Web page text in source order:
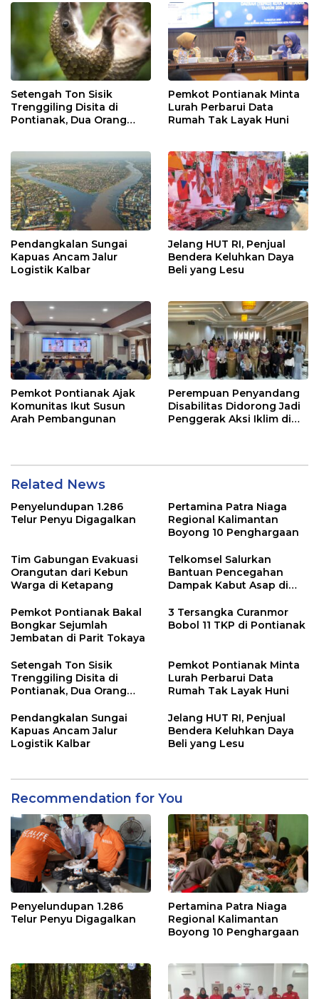
Setengah Ton Sisik
Trenggiling Disita di
Pontianak, Dua Orang
Pemkot Pontianak Minta
Lurah Perbarui Data
Rumah Tak Layak Huni
Pendangkalan Sungai
Kapuas Ancam Jalur
Logistik Kalbar
Jelang HUT RI, Penjual
Bendera Keluhkan Daya
Beli yang Lesu
Pemkot Pontianak Ajak
Komunitas Ikut Susun
Arah Pembangunan
Perempuan Penyandang
Disabilitas Didorong Jadi
Penggerak Aksi Iklim di
Related News
Penyelundupan 1.286
Telur Penyu Digagalkan
Pertamina Patra Niaga
Regional Kalimantan
Boyong 10 Penghargaan
Tim Gabungan Evakuasi
Orangutan dari Kebun
Warga di Ketapang
Telkomsel Salurkan
Bantuan Pencegahan
Dampak Kabut Asap di
Pemkot Pontianak Bakal
Bongkar Sejumlah
Jembatan di Parit Tokaya
3 Tersangka Curanmor
Bobol 11 TKP di Pontianak
Setengah Ton Sisik
Trenggiling Disita di
Pontianak, Dua Orang
Pemkot Pontianak Minta
Lurah Perbarui Data
Rumah Tak Layak Huni
Pendangkalan Sungai
Kapuas Ancam Jalur
Logistik Kalbar
Jelang HUT RI, Penjual
Bendera Keluhkan Daya
Beli yang Lesu
Recommendation for You
Penyelundupan 1.286
Telur Penyu Digagalkan
Pertamina Patra Niaga
Regional Kalimantan
Boyong 10 Penghargaan